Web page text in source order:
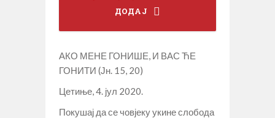
ДОДАЈ
АКО МЕНЕ ГОНИШЕ, И ВАС ЋЕ
ГОНИТИ (Јн. 15, 20)
Цетиње, 4. јул 2020.
Покушај да се човјеку укине слобода